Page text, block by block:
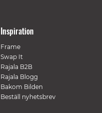
Inspiration
Frame
Swap It
Rajala B2B
Rajala Blogg
Bakom Bilden
Beställ nyhetsbrev